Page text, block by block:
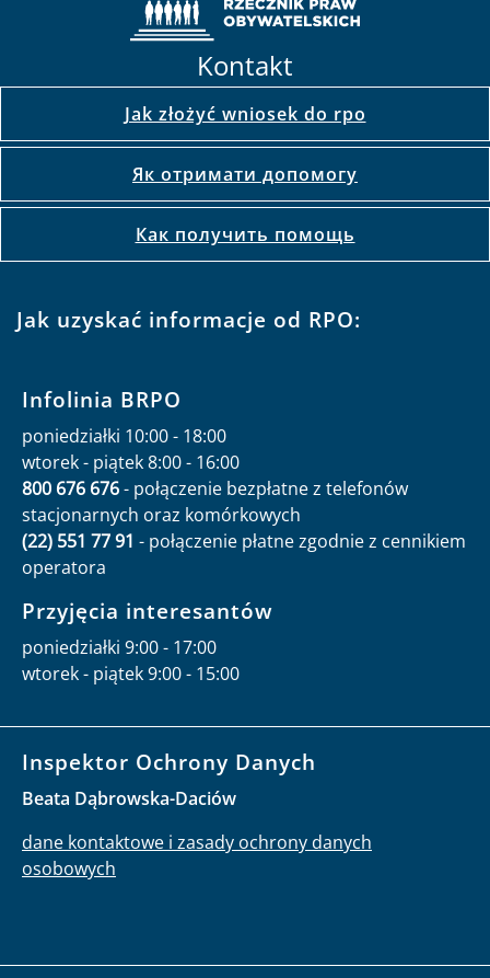
Kontakt
Jak złożyć wniosek do rpo
Як отримати допомогу
Как получить помощь
Jak uzyskać informacje od RPO:
Infolinia BRPO
poniedziałki 10:00 - 18:00
wtorek - piątek 8:00 - 16:00
800 676 676- połączenie bezpłatne z telefonów
stacjonarnych oraz komórkowych
(22) 551 77 91 - połączenie płatne zgodnie z cennikiem
operatora
Przyjęcia interesantów
poniedziałki 9:00 - 17:00
wtorek - piątek 9:00 - 15:00
Inspektor Ochrony Danych
Beata Dąbrowska-Daciów
dane kontaktowe i zasady ochrony danych
osobowych